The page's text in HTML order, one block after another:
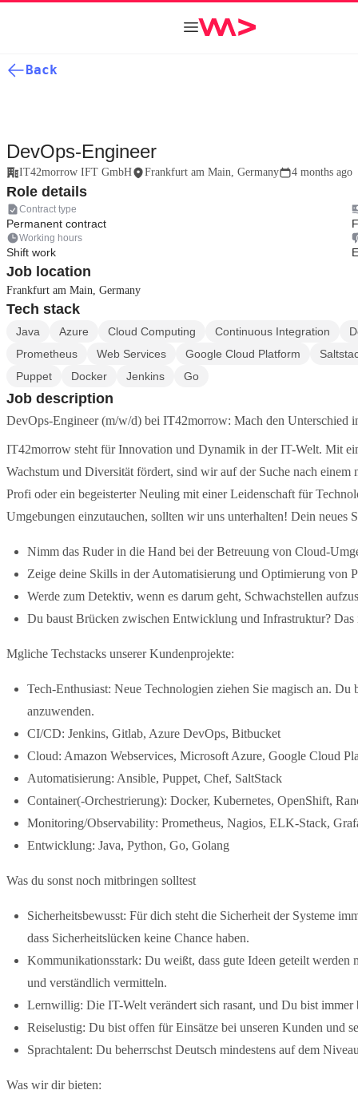
Back
DevOps-Engineer
IT42morrow IFT GmbH Frankfurt am Main, Germany 4 months ago
Role details
Contract type
Permanent contract
Working hours
Shift work
Job location
Frankfurt am Main, Germany
Tech stack
Java Azure Cloud Computing Continuous Integration
Prometheus
Web Services Google Cloud Platform
Puppet
Docker Jenkins Go
Job description
DevOps-Engineer (m/w/d) bei IT42morrow: Mach den Unterschied
IT42morrow steht für Innovation und Dynamik in der IT-Welt. Mit
Wachstum und Diversität fördert, sind wir auf der Suche nach
Profi oder ein begeisterter Neuling mit einer Leidenschaft für
Umgebungen einzutauchen, sollten wir uns unterhalten! Dein neues
Nimm das Ruder in die Hand bei der Betreuung von Cloud-
Zeige deine Skills in der Automatisierung und Optimierung von
Werde zum Detektiv, wenn es darum geht, Schwachstellen
Du baust Brücken zwischen Entwicklung und Infrastruktur?
Mgliche Techstacks unserer Kundenprojekte:
Tech-Enthusiast: Neue Technologien ziehen Sie magisch an.
anzuwenden.
CI/CD: Jenkins, Gitlab, Azure DevOps, Bitbucket
Cloud: Amazon Webservices, Microsoft Azure, Google Cloud
Automatisierung: Ansible, Puppet, Chef, SaltStack
Container(-Orchestrierung): Docker, Kubernetes, OpenShift,
Monitoring/Observability: Prometheus, Nagios, ELK-Stack,
Entwicklung: Java, Python, Go, Golang
Was du sonst noch mitbringen solltest
Sicherheitsbewusst: Für dich steht die Sicherheit der Systeme
dass Sicherheitslücken keine Chance haben.
Kommunikationsstark: Du weißt, dass gute Ideen geteilt
und verständlich vermitteln.
Lernwillig: Die IT-Welt verändert sich rasant, und Du bist
Reiselustig: Du bist offen für Einsätze bei unseren Kunden und
Sprachtalent: Du beherrschst Deutsch mindestens auf dem
Was wir dir bieten: